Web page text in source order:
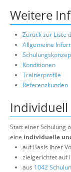
Weitere
Zurück zur Liste
Allgemeine
Konditionen
Trainerprofile
Referenzkunden
Statt einer Schulung
eine individuelle
auf Basis Ihrer
zielgerichtet auf
aus 1042